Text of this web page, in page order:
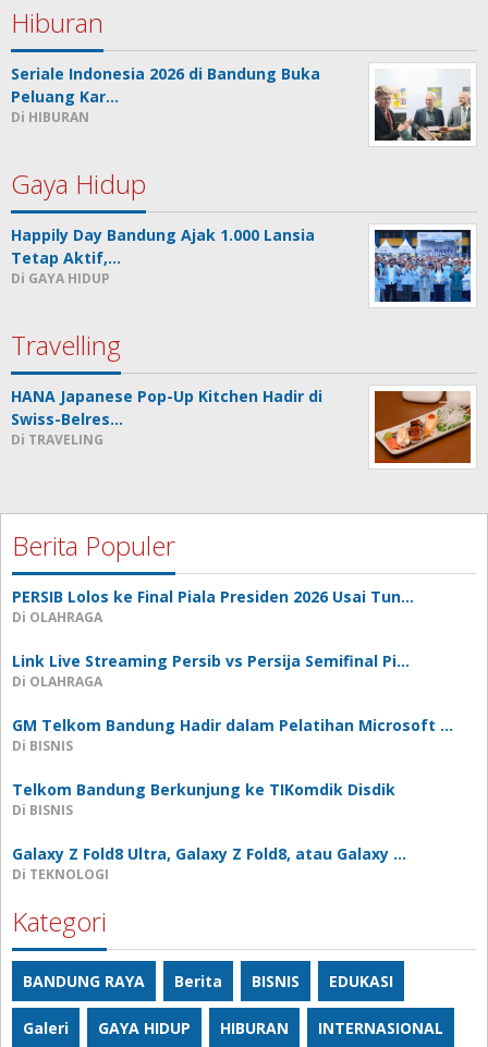
Hiburan
Seriale Indonesia 2026 di Bandung Buka
Peluang Kar…
Di HIBURAN
Gaya Hidup
Happily Day Bandung Ajak 1.000 Lansia
Tetap Aktif,…
Di GAYA HIDUP
Travelling
HANA Japanese Pop-Up Kitchen Hadir di
Swiss-Belres…
Di TRAVELING
Berita Populer
PERSIB Lolos ke Final Piala Presiden 2026 Usai Tun…
Di OLAHRAGA
Link Live Streaming Persib vs Persija Semifinal Pi…
Di OLAHRAGA
GM Telkom Bandung Hadir dalam Pelatihan Microsoft …
Di BISNIS
Telkom Bandung Berkunjung ke TIKomdik Disdik
Di BISNIS
Galaxy Z Fold8 Ultra, Galaxy Z Fold8, atau Galaxy …
Di TEKNOLOGI
Kategori
BANDUNG RAYA Berita BISNIS EDUKASI
Galeri GAYA HIDUP HIBURAN INTERNASIONAL